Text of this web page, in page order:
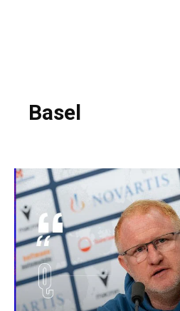
Basel